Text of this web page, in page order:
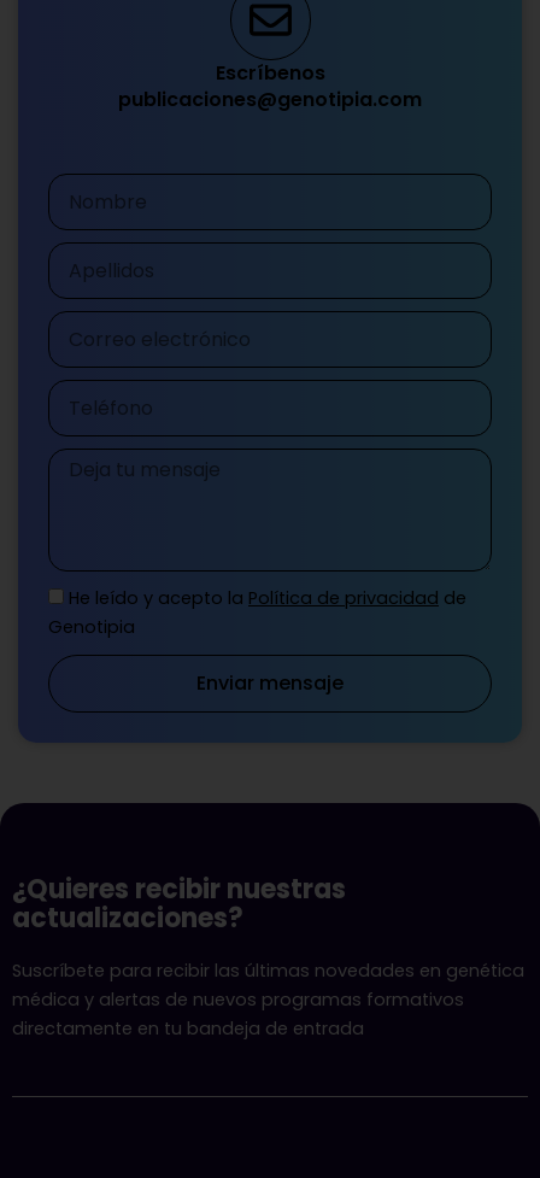
Escríbenos
publicaciones@genotipia.com
Nombre
Apellidos
Correo
electrónico
Teléfono
Mensaje
He leído y acepto la Política de privacidad de
Genotipia
Enviar mensaje
¿Quieres recibir nuestras
actualizaciones?
Suscríbete para recibir las últimas novedades en genética
médica y alertas de nuevos programas formativos
directamente en tu bandeja de entrada